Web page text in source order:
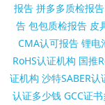
报告 拼多多质检报告
告 包包质检报告 皮
CMA认可报告 锂电
RoHS认证机构 国推
证机构 沙特SABER认
认证多少钱 GCC证